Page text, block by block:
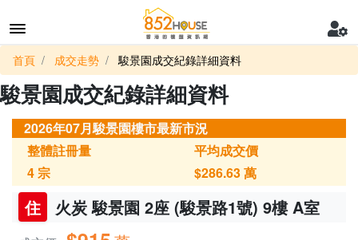
首頁 成交走勢 駿景園成交紀錄詳細資料
駿景園成交紀錄詳細資料
2026年07月駿景園樓市最新市況
整體註冊量
4宗
平均成交價
$286.63萬
住 火炭 駿景園 2座 (駿景路1號) 9樓 A室